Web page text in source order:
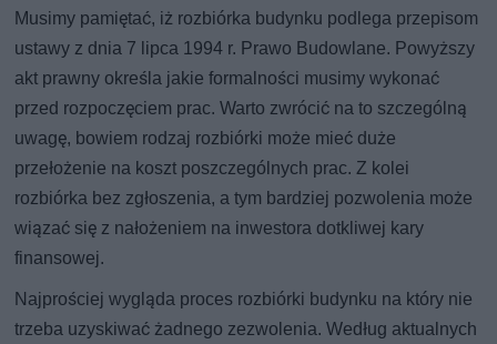
Musimy pamiętać, iż rozbiórka budynku podlega przepisom
ustawy z dnia 7 lipca 1994 r. Prawo Budowlane. Powyższy
akt prawny określa jakie formalności musimy wykonać
przed rozpoczęciem prac. Warto zwrócić na to szczególną
uwagę, bowiem rodzaj rozbiórki może mieć duże
przełożenie na koszt poszczególnych prac. Z kolei
rozbiórka bez zgłoszenia, a tym bardziej pozwolenia może
wiązać się z nałożeniem na inwestora dotkliwej kary
finansowej.
Najprościej wygląda proces rozbiórki budynku na który nie
trzeba uzyskiwać żadnego zezwolenia. Według aktualnych